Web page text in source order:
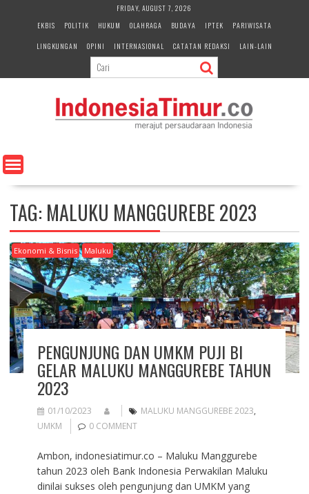
e
n
FRIDAY, AUGUST 7, 2026
EKBIS
POLITIK HUKUM OLAHRAGA BUDAYA IPTEK
PARIWISATA
LINGKUNGAN
OPINI INTERNASIONAL CATATAN REDAKSI LAIN-LAIN
TAG: MALUKU MANGGUREBE 2023
Ekonomi & Bisnis Maluku
PENGUNJUNG DAN UMKM PUJI BI
GELAR MALUKU MANGGUREBE TAHUN
2023
01/10/2023 MALUKU MANGGUREBE 2023,
UMKM
0 COMMENT
Ambon, indonesiatimur.co – Maluku Manggurebe
tahun 2023 oleh Bank Indonesia Perwakilan Maluku
dinilai sukses oleh pengunjung dan UMKM yang